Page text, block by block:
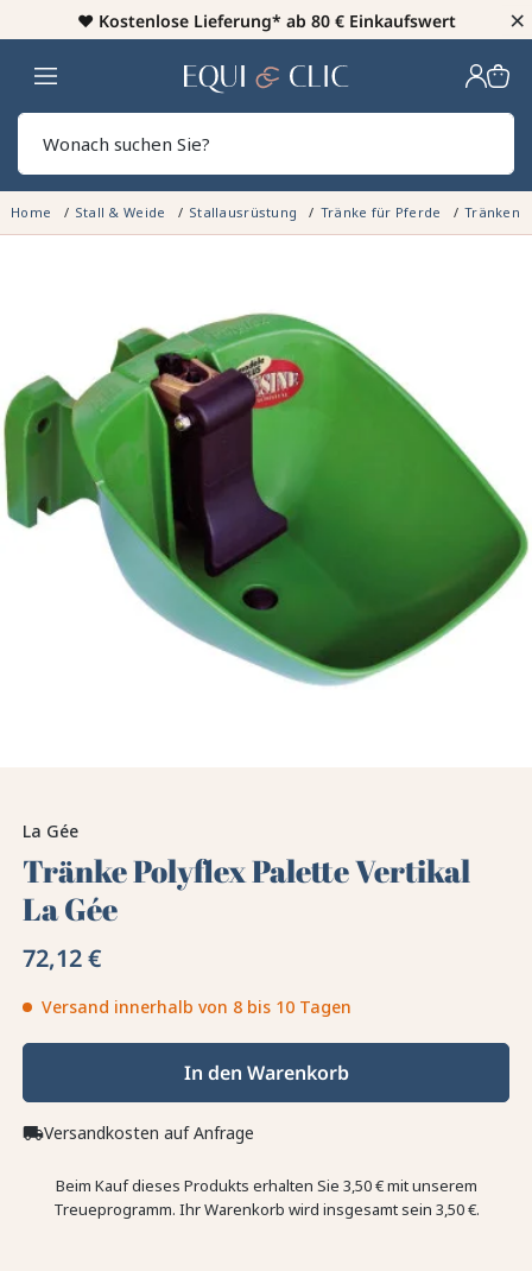
♥️ Kostenlose Lieferung* ab 80 € Einkaufswert ×
Heim
Home Stall & Weide Stallausrüstung Tränke für Pferde Tränken
La Gée
Tränke Polyflex Palette Vertikal
La Gée
72,12 €
Versand innerhalb von 8 bis 10 Tagen
In den Warenkorb
local_shippingVersandkosten auf Anfrage
Beim Kauf dieses Produkts erhalten Sie 3,50 €mit unserem
Treueprogramm. Ihr Warenkorb wird insgesamt sein 3,50 €.